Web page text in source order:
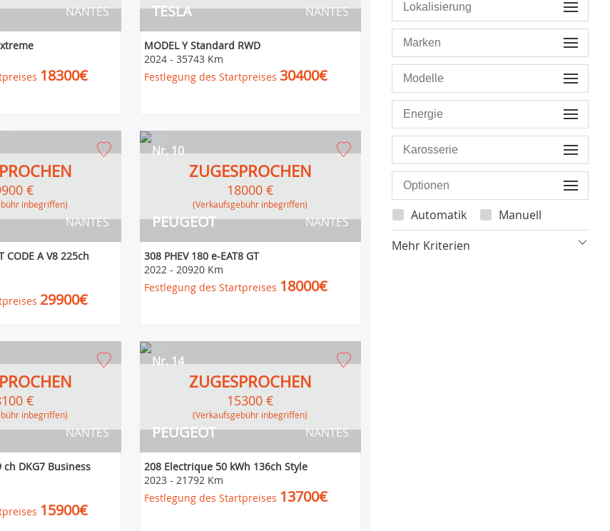
NANTES
18300€
TESLA NANTES
MODEL Y Standard RWD
2024- 35743 Km
Festlegung des Startpreises 30400€
NANTES
€
inbegriffen)
CODE A V8 225ch
29900€
PEUGEOT
Nr. 10
NANTES
ZUGESPROCHEN
18000 €
(Verkaufsgebühr inbegriffen)
308 PHEV 180 e-EAT8 GT
2022 - 20920 Km
Festlegung des Startpreises 18000€
NANTES
€
inbegriffen)
ch DKG7 Business
15900€
PEUGEOT
Nr. 14
NANTES
ZUGESPROCHEN
15300 €
(Verkaufsgebühr inbegriffen)
208 Electrique 50 kWh 136ch Style
2023- 21792 Km
Festlegung des Startpreises 13700€
Automatik
Manuell
Mehr Kriterien